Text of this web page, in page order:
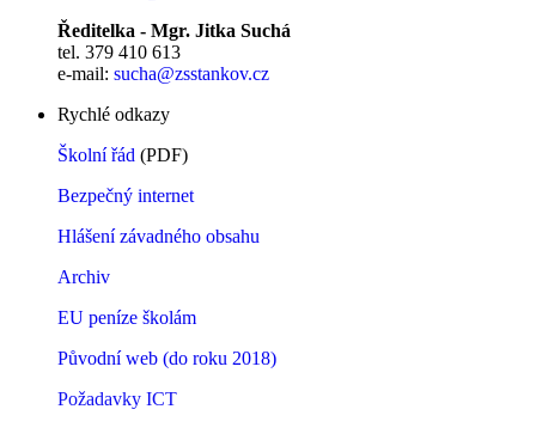
Ředitelka - Mgr. Jitka Suchá
tel. 379 410 613
e-mail: sucha@zsstankov.cz
Rychlé odkazy
Školní řád (PDF)
Bezpečný internet
Hlášení závadného obsahu
Archiv
EU peníze školám
Původní web (do roku 2018)
Požadavky ICT